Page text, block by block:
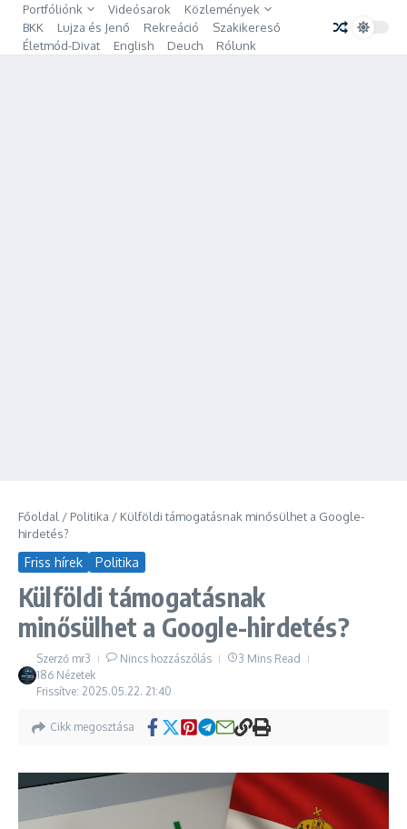
Ugrás a tartalomhoz
Portfóliónk Videósarok
Közlemények
BKK
Lujza és Jenő Rekreáció
Szakikereső
Életmód-Divat
English Deuch Rólunk
Főoldal / Politika / Külföldi támogatásnak minősülhet a Google-
hirdetés?
Friss hírek Politika
Külföldi támogatásnak
minősülhet a Google-hirdetés?
Szerző mr3 Nincs hozzászólás
3 Mins Read
186 Nézetek
Frissítve: 2025.05.22. 21:40
Cikk megosztása